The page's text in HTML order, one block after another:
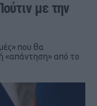
με την
που θα
«απάντηση» από το